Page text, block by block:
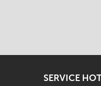
SERVICE